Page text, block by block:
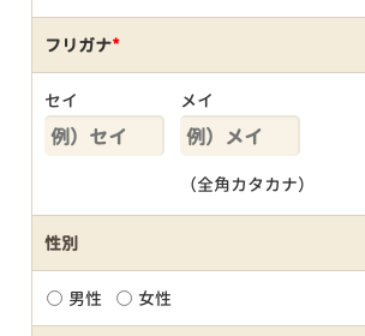
フリガナ*
セイ メイ
（全角カタカナ）
性別
男性 女性